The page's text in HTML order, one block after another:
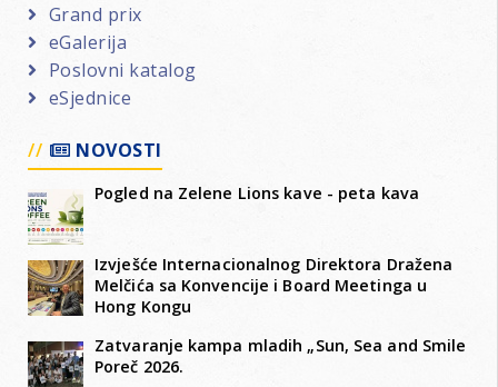
Grand prix
eGalerija
Poslovni katalog
eSjednice
NOVOSTI
Pogled na Zelene Lions kave - peta kava
Izvješće Internacionalnog Direktora Dražena
Melčića sa Konvencije i Board Meetinga u
Hong Kongu
Zatvaranje kampa mladih „Sun, Sea and Smile
Poreč 2026.